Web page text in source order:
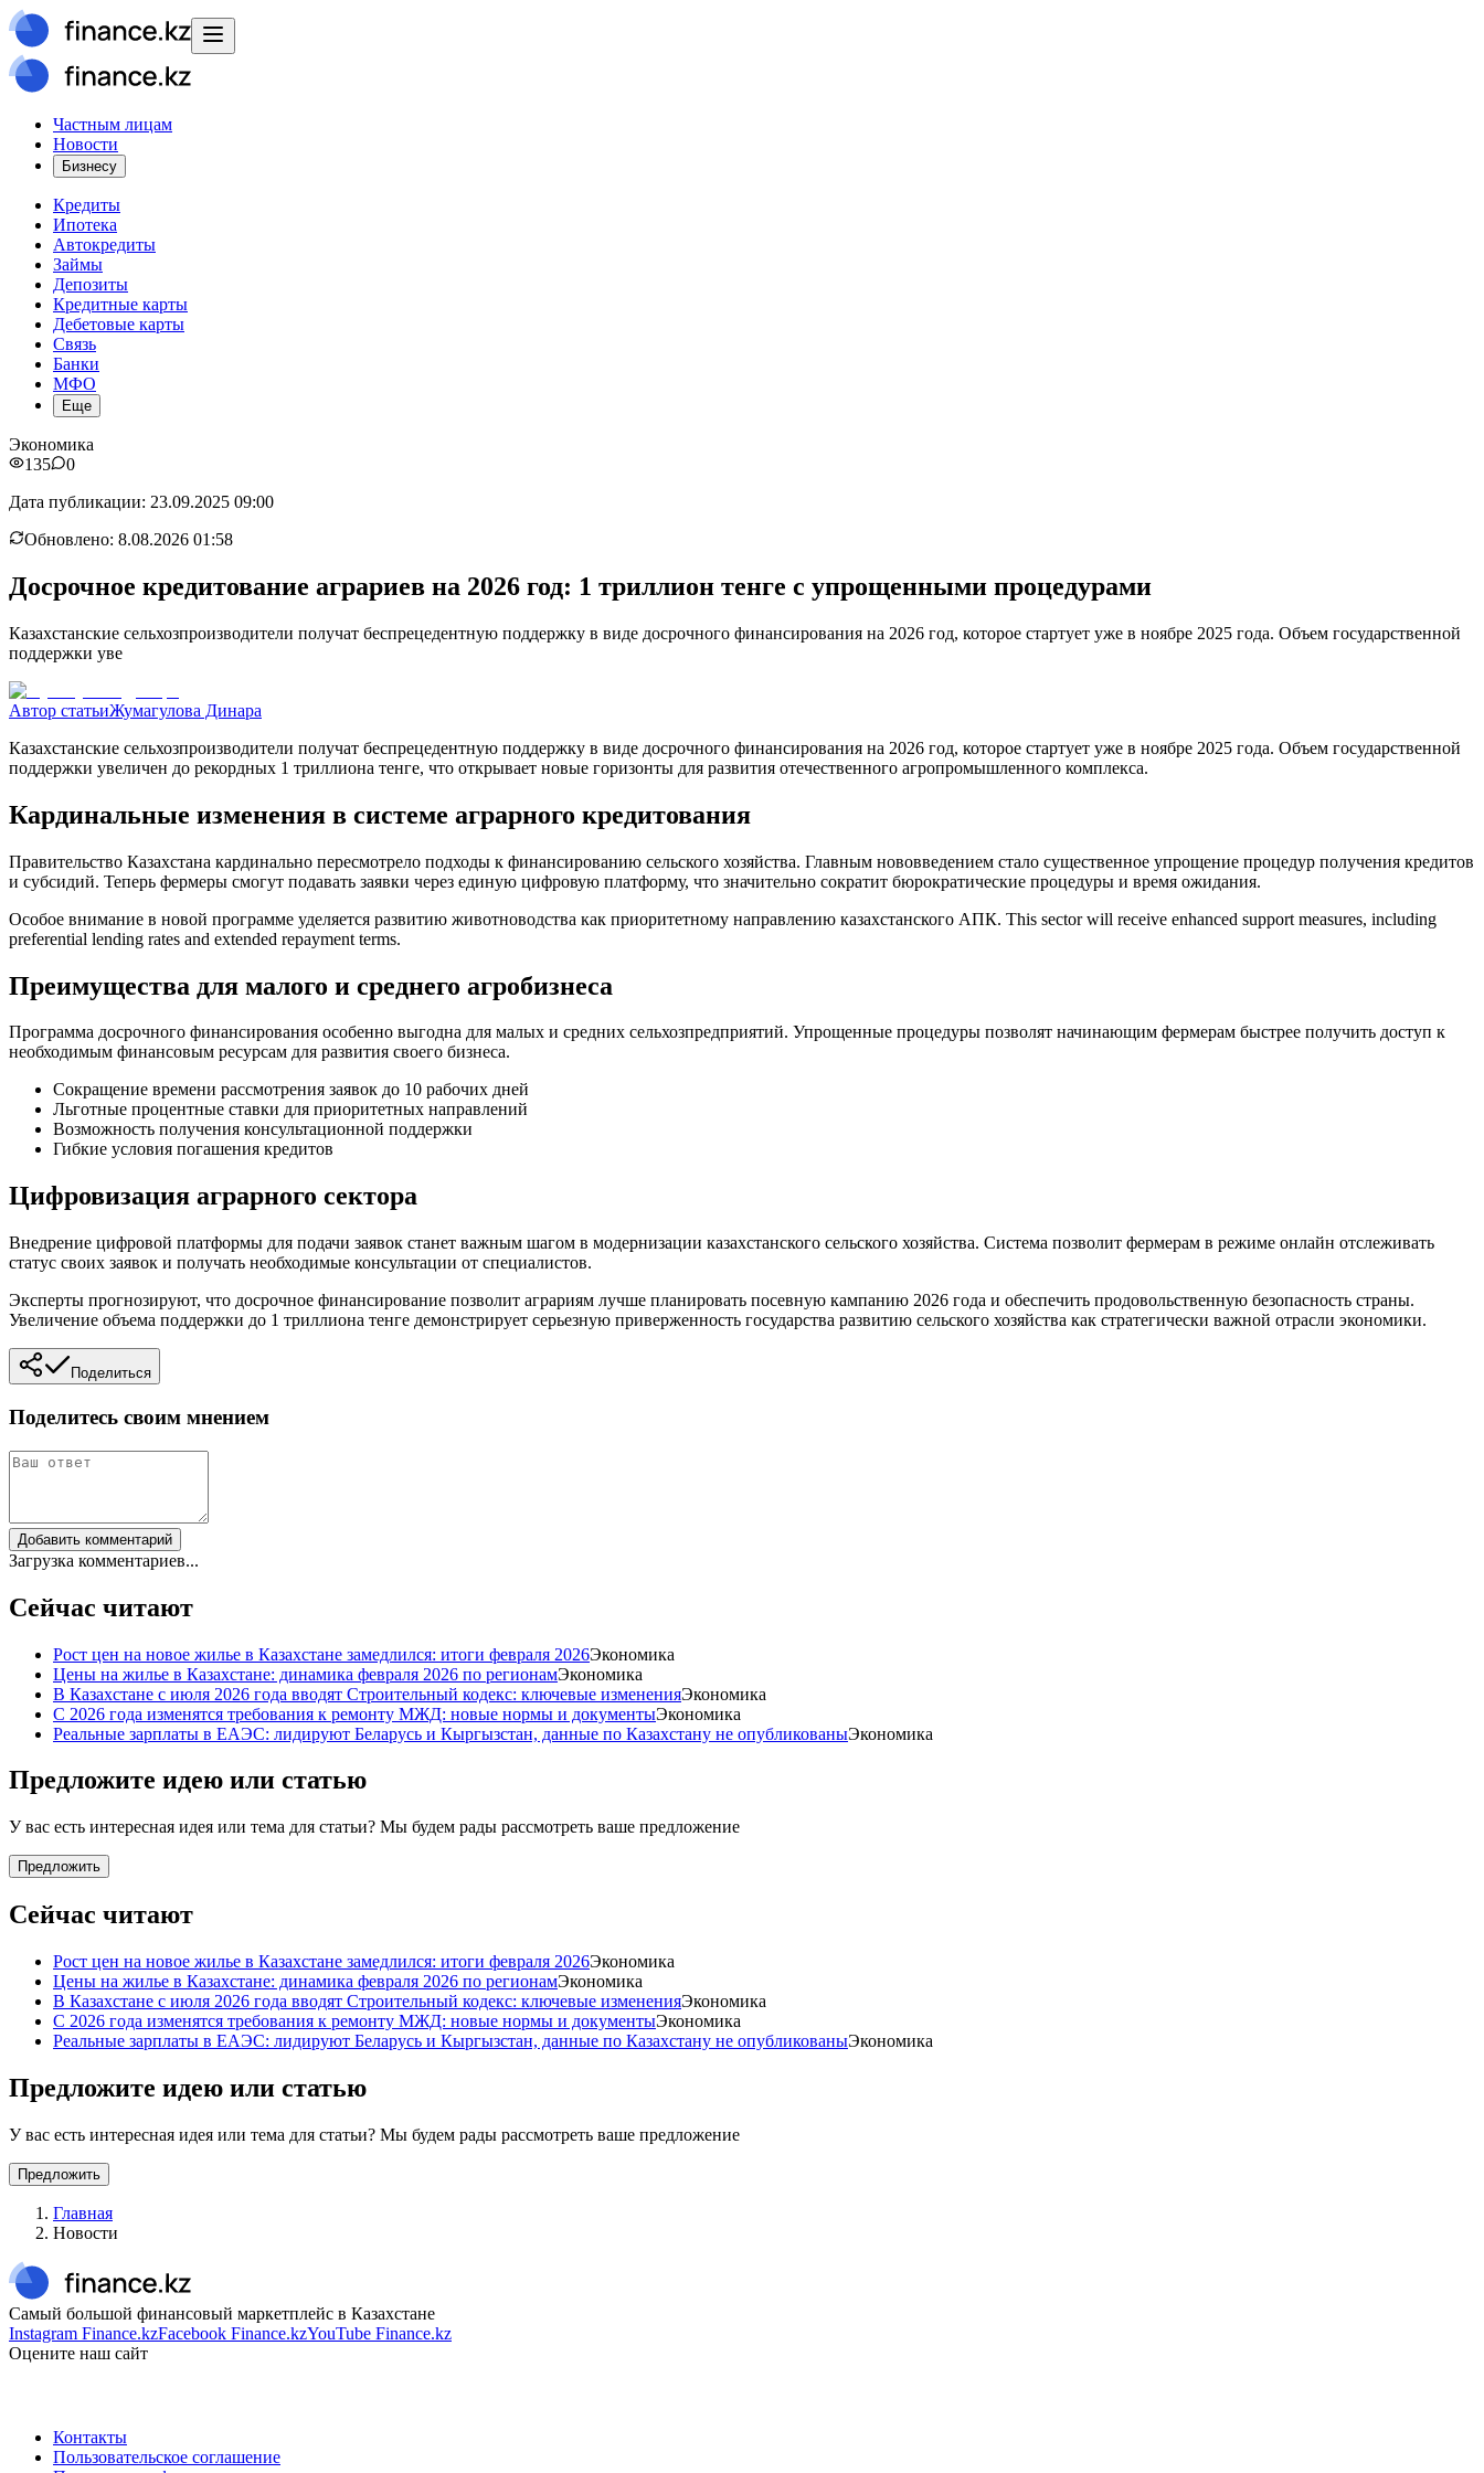
Частным лицам
Новости
Бизнесу
Кредиты
Ипотека
Автокредиты
Займы
Депозиты
Кредитные карты
Дебетовые карты
Связь
Банки
МФО
Еще
Экономика
135
0
Дата публикации: 23.09.2025 09:00
Обновлено: 8.08.2026 01:58
Досрочное кредитование аграриев на 2026 год: 1 триллион тенге с упрощенными процедурами
Казахстанские сельхозпроизводители получат беспрецедентную поддержку в виде досрочного финансирования на 2026 год, которое стартует уже в ноябре 2025 года. Объем государственной
поддержки уве
Автор статьиЖумагулова Динара
Казахстанские сельхозпроизводители получат беспрецедентную поддержку в виде досрочного финансирования на 2026 год, которое стартует уже в ноябре 2025 года. Объем государственной
поддержки увеличен до рекордных 1 триллиона тенге, что открывает новые горизонты для развития отечественного агропромышленного комплекса.
Кардинальные изменения в системе аграрного кредитования
Правительство Казахстана кардинально пересмотрело подходы к финансированию сельского хозяйства. Главным нововведением стало существенное упрощение процедур получения кредитов
и субсидий. Теперь фермеры смогут подавать заявки через единую цифровую платформу, что значительно сократит бюрократические процедуры и время ожидания.
Особое внимание в новой программе уделяется развитию животноводства как приоритетному направлению казахстанского АПК. This sector will receive enhanced support measures, including
preferential lending rates and extended repayment terms.
Преимущества для малого и среднего агробизнеса
Программа досрочного финансирования особенно выгодна для малых и средних сельхозпредприятий. Упрощенные процедуры позволят начинающим фермерам быстрее получить доступ к
необходимым финансовым ресурсам для развития своего бизнеса.
Сокращение времени рассмотрения заявок до 10 рабочих дней
Льготные процентные ставки для приоритетных направлений
Возможность получения консультационной поддержки
Гибкие условия погашения кредитов
Цифровизация аграрного сектора
Внедрение цифровой платформы для подачи заявок станет важным шагом в модернизации казахстанского сельского хозяйства. Система позволит фермерам в режиме онлайн отслеживать
статус своих заявок и получать необходимые консультации от специалистов.
Эксперты прогнозируют, что досрочное финансирование позволит аграриям лучше планировать посевную кампанию 2026 года и обеспечить продовольственную безопасность страны.
Увеличение объема поддержки до 1 триллиона тенге демонстрирует серьезную приверженность государства развитию сельского хозяйства как стратегически важной отрасли экономики.
Поделиться
Поделитесь своим мнением
Добавить комментарий
Загрузка комментариев...
Сейчас читают
Рост цен на новое жилье в Казахстане замедлился: итоги февраля 2026Экономика
Цены на жилье в Казахстане: динамика февраля 2026 по регионамЭкономика
В Казахстане с июля 2026 года вводят Строительный кодекс: ключевые измененияЭкономика
С 2026 года изменятся требования к ремонту МЖД: новые нормы и документыЭкономика
Реальные зарплаты в ЕАЭС: лидируют Беларусь и Кыргызстан, данные по Казахстану не опубликованыЭкономика
Предложите идею или статью
У вас есть интересная идея или тема для статьи? Мы будем рады рассмотреть ваше предложение
Предложить
Сейчас читают
Рост цен на новое жилье в Казахстане замедлился: итоги февраля 2026Экономика
Цены на жилье в Казахстане: динамика февраля 2026 по регионамЭкономика
В Казахстане с июля 2026 года вводят Строительный кодекс: ключевые измененияЭкономика
С 2026 года изменятся требования к ремонту МЖД: новые нормы и документыЭкономика
Реальные зарплаты в ЕАЭС: лидируют Беларусь и Кыргызстан, данные по Казахстану не опубликованыЭкономика
Предложите идею или статью
У вас есть интересная идея или тема для статьи? Мы будем рады рассмотреть ваше предложение
Предложить
Главная
Новости
Самый большой финансовый маркетплейс в Казахстане
Instagram Finance.kzFacebook Finance.kzYouTube Finance.kz
Оцените наш сайт
Контакты
Пользовательское соглашение